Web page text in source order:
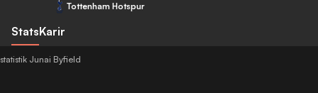
Tottenham Hotspur
StatsKarir
statistik Junai Byfield